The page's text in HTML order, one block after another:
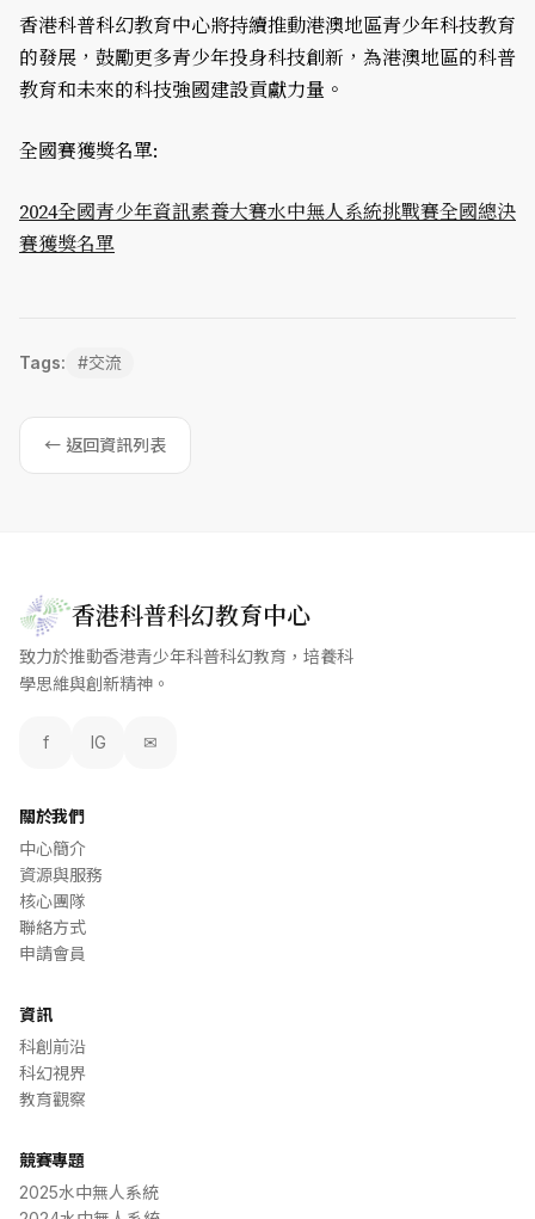
香港科普科幻教育中心將持續推動港澳地區青少年科技教育
的發展，鼓勵更多青少年投身科技創新，為港澳地區的科普
教育和未來的科技強國建設貢獻力量。
全國賽獲獎名單:
2024全國青少年資訊素養大賽水中無人系統挑戰賽全國總決
賽獲獎名單
Tags: #交流
← 返回資訊列表
香港科普科幻教育中心
致力於推動香港青少年科普科幻教育，培養科
學思維與創新精神。
f IG ✉
關於我們
中心簡介
資源與服務
核心團隊
聯絡方式
申請會員
資訊
科創前沿
科幻視界
教育觀察
競賽專題
2025水中無人系統